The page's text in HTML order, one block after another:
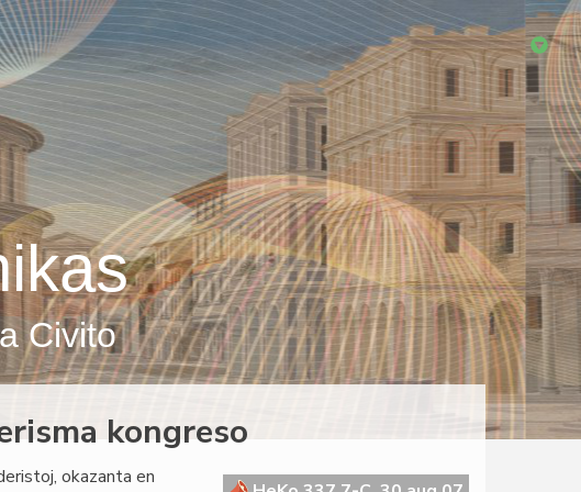
Civito
kongreso
okazanta en